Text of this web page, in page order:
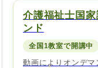
介護福祉士国
ンド
全国1教室で開講中
動画によりオンデ